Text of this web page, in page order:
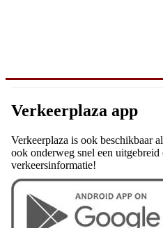
Verkeerplaza app
Verkeerplaza is ook beschikbaar
ook onderweg snel een
verkeersinformatie!